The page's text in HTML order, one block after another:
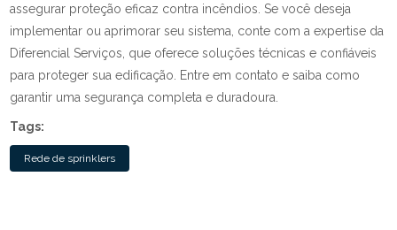
assegurar proteção eficaz contra incêndios. Se você deseja
implementar ou aprimorar seu sistema, conte com a expertise da
Diferencial Serviços, que oferece soluções técnicas e confiáveis
para proteger sua edificação. Entre em contato e saiba como
garantir uma segurança completa e duradoura.
Tags:
Rede de sprinklers